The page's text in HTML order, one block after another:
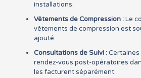
installations.
Vêtements de Compression :Le
vêtements de compression est
ajouté.
Consultations de Suivi :Certaines
rendez-vous post-opératoires
les facturent séparément.